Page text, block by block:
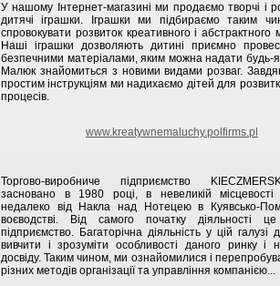
У нашому Інтернет-магазині ми продаємо творчі і
дитячі іграшки. Іграшки ми підбираємо таким
спровокувати розвиток креативного і абстрактного
Наші іграшки дозволяють дитині приємно
безпечними матеріалами, яким можна надати будь-
Малюк знайомиться з новими видами розваг.
простим інструкціям ми надихаємо дітей для
процесів.
www.kreatywnemaluchy.polfirms.pl
Торгово-виробниче підприємство
засновано в 1980 році, в невеликій місцевості
недалеко від Накла над Нотецею в Куявсько-
воєводстві. Від самого початку діяльності
підприємство. Багаторічна діяльність у цій галузі
вивчити і зрозуміти особливості даного ринку і
досвіду. Таким чином, ми ознайомилися і
різних методів організації та управління компанією...